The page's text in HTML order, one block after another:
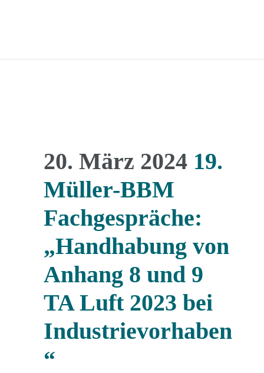
20. März 2024 19.
Müller-BBM
Fachgespräche:
„Handhabung von
Anhang 8 und 9
TA Luft 2023 bei
Industrievorhaben
“